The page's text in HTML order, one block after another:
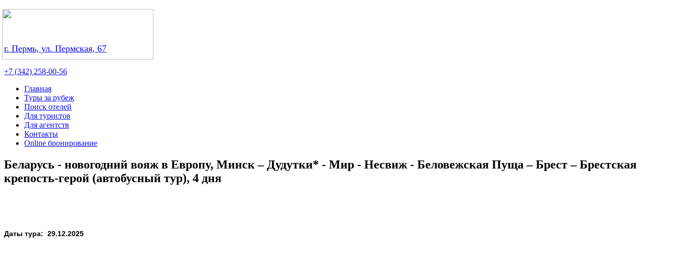
г. Пермь, ул. Пермская, 67
+7 (342) 258-00-56
Главная
Туры за рубеж
Поиск отелей
Для туристов
Для агентств
Контакты
Online бронирование
Беларусь - новогодний вояж в Европу, Минск – Дудутки* - Мир - Несвиж - Беловежская Пуща – Брест – Брестская
крепость-герой (автобусный тур), 4 дня
Даты тура: 29.12.2025